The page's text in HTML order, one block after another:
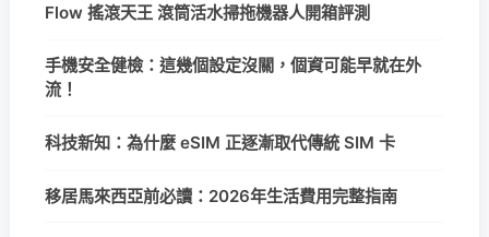
Flow 搖滾天王 滾筒活水掃拖機器人開箱評測
手機安全健檢：這幾個設定沒關，個資可能早就在外
流！
科技新知：為什麼 eSIM 正逐漸取代傳統 SIM 卡
移居馬來西亞前必讀：2026年生活費用完整指南